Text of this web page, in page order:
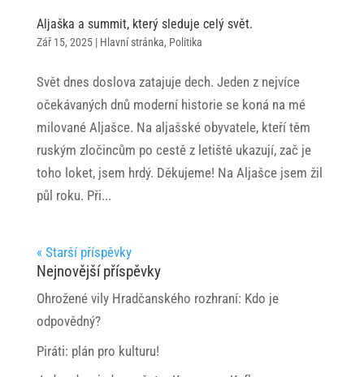
Aljaška a summit, který sleduje celý svět.
Zář 15, 2025| Hlavní stránka, Politika
Svět dnes doslova zatajuje dech. Jeden z nejvíce
očekávaných dnů moderní historie se koná na mé
milované Aljašce. Na aljašské obyvatele, kteří těm
ruským zločincům po cestě z letiště ukazují, zač je
toho loket, jsem hrdý. Děkujeme! Na Aljašce jsem žil
půl roku. Při...
« Starší příspěvky
Nejnovější příspěvky
Ohrožené vily Hradčanského rozhraní: Kdo je
odpovědný?
Piráti: plán pro kulturu!